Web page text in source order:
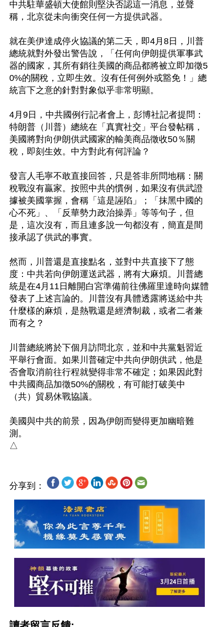
中共駐華盛頓大使館則堅決否認這一消息，並聲
稱，北京從未向衝突任何一方提供武器。
就在美伊達成停火協議的第二天，即4月8日，川普
總統就對外發出警告說，「任何向伊朗提供軍事武
器的國家，其所有銷往美國的商品都將被立即加徵5
0%的關稅，立即生效。沒有任何例外或豁免！」總
統言下之意的針對對象似乎非常明顯。
4月9日，中共國例行記者會上，彭博社記者提問：
特朗普（川普）總統在「真實社交」平台發帖稱，
美國將對向伊朗供武國家的輸美商品徵收50％關
稅，即刻生效。中方對此有何評論？
發言人毛寧不敢直接回答，只是答非所問地稱：關
稅戰沒有贏家。按照中共的慣例，如果沒有供武證
據被美國掌握，會稱「這是誣陷」；「抹黑中國的
心不死」、「反華勢力政治操弄」等等句子，但
是，這次沒有，而且連多說一句都沒有，簡直是間
接承認了供武的事實。
然而，川普還是直接點名，並對中共直接下了態
度：中共若向伊朗運送武器，將有大麻煩。川普總
統是在4月11日離開白宮準備前往佛羅里達時向媒體
發表了上述言論的。川普沒有具體透露將送給中共
什麼樣的麻煩，是熱戰還是經濟制裁，或者二者兼
而有之？
川普總統將於下個月訪問北京，並和中共黨魁習近
平舉行會面。如果川普確定中共向伊朗供武，他是
否會取消前往行程就變得非常不確定；如果因此對
中共國商品加徵50%的關稅，有可能打破美中
（共）貿易休戰協議。
美國與中共的前景，因為伊朗而變得更加幽暗難
測。
分享到：